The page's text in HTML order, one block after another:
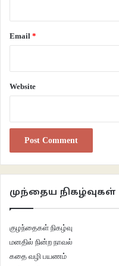
ஒளிச்சிதறல்களின் தொடுதலில்
விரிவதைக் கண்ணுறும் நொடியில்
இயல்புடன் வெளிப்பட்டு,
அணுகுமிடமாக திரையரங்குகளே
Email *
Website
முந்தைய நிகழ்வுகள்
குழந்தைகள் நிகழ்வு
மனதில் நின்ற நாவல்
கதை வழி பயணம்